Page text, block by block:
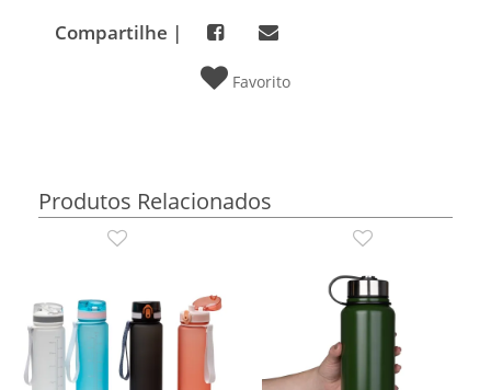
Compartilhe |
Favorito
Produtos Relacionados